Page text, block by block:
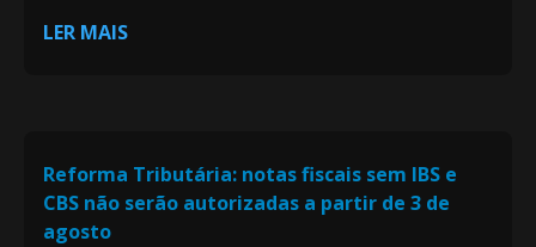
LER MAIS
Reforma Tributária: notas fiscais sem IBS e
CBS não serão autorizadas a partir de 3 de
agosto